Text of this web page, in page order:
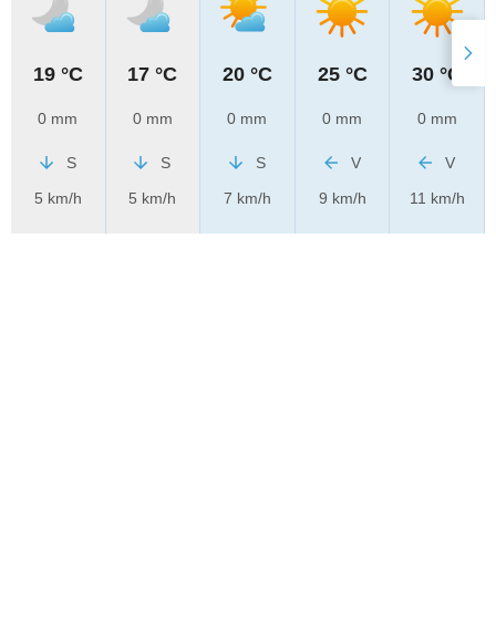
19 °C
0 mm
S
5 km/h
17 °C
0 mm
S
5 km/h
20 °C
0 mm
S
7 km/h
25 °C
0 mm
V
9 km/h
30 °C
0 mm
V
11 km/h